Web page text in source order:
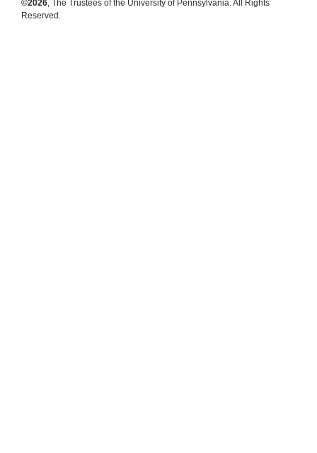
©2026, The Trustees of the University of Pennsylvania. All Rights
Reserved.